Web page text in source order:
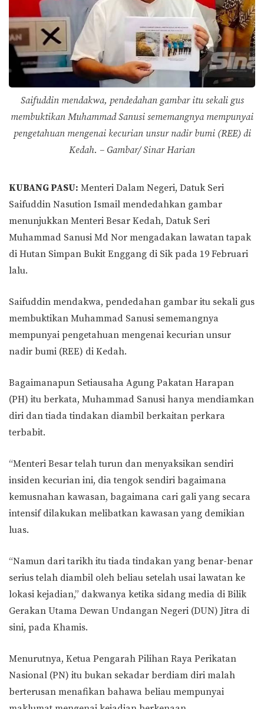
Saifuddin mendakwa, pendedahan gambar itu sekali gus
membuktikan Muhammad Sanusi sememangnya mempunyai
pengetahuan mengenai kecurian unsur nadir bumi (REE) di
Kedah. – Gambar/ Sinar Harian
KUBANG PASU: Menteri Dalam Negeri, Datuk Seri
Saifuddin Nasution Ismail mendedahkan gambar
menunjukkan Menteri Besar Kedah, Datuk Seri
Muhammad Sanusi Md Nor mengadakan lawatan tapak
di Hutan Simpan Bukit Enggang di Sik pada 19 Februari
lalu.
Saifuddin mendakwa, pendedahan gambar itu sekali gus
membuktikan Muhammad Sanusi sememangnya
mempunyai pengetahuan mengenai kecurian unsur
nadir bumi (REE) di Kedah.
Bagaimanapun Setiausaha Agung Pakatan Harapan
(PH) itu berkata, Muhammad Sanusi hanya mendiamkan
diri dan tiada tindakan diambil berkaitan perkara
terbabit.
“Menteri Besar telah turun dan menyaksikan sendiri
insiden kecurian ini, dia tengok sendiri bagaimana
kemusnahan kawasan, bagaimana cari gali yang secara
intensif dilakukan melibatkan kawasan yang demikian
luas.
“Namun dari tarikh itu tiada tindakan yang benar-benar
serius telah diambil oleh beliau setelah usai lawatan ke
lokasi kejadian,” dakwanya ketika sidang media di Bilik
Gerakan Utama Dewan Undangan Negeri (DUN) Jitra di
sini, pada Khamis.
Menurutnya, Ketua Pengarah Pilihan Raya Perikatan
Nasional (PN) itu bukan sekadar berdiam diri malah
berterusan menafikan bahawa beliau mempunyai